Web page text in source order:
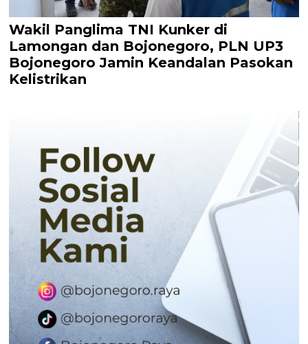
Wakil Panglima TNI Kunker di
Lamongan dan Bojonegoro, PLN UP3
Bojonegoro Jamin Keandalan Pasokan
Kelistrikan